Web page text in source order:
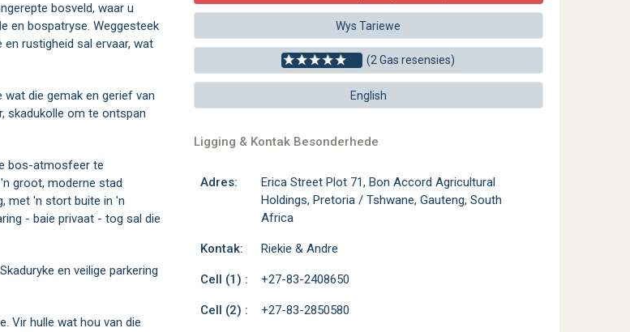
Wys Tariewe
(2 Gas resensies)
English
Ligging & Kontak Besonderhede
Adres:
Erica Street Plot 71, Bon Accord Agricultural
Holdings, Pretoria / Tshwane, Gauteng, South
Africa
Kontak: Riekie & Andre
Cell (1) : +27-83-2408650
Cell (2) : +27-83-2850580
bosveld, waar u
en bospatryse. Weggesteek
rustigheid sal ervaar, wat
die gemak en gerief van
skadukolle om te ontspan
bos-atmosfeer te
groot, moderne stad
met 'n stort buite in 'n
- baie privaat - tog sal die
en veilige parkering
Vir hulle wat hou van die